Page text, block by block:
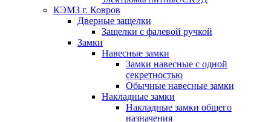
КЭМЗ г. Ковров
Дверные защелки
Защелки с фалевой ручкой
Замки
Навесные замки
Замки навесные с одной
секретностью
Обычные навесные замки
Накладные замки
Накладные замки общего
назначения